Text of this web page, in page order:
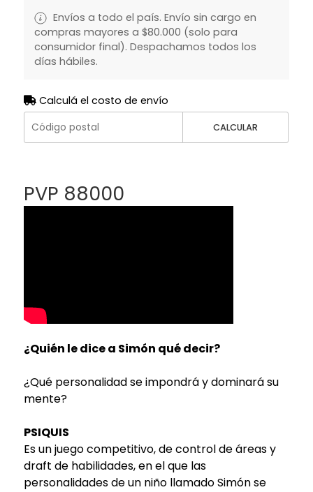
Envíos a todo el país. Envío sin cargo en
compras mayores a $80.000 (solo para
consumidor final). Despachamos todos los
días hábiles.
Calculá el costo de envío
CALCULAR
PVP 88000
¿Quién le dice a Simón qué decir?
¿Qué personalidad se impondrá y dominará su
mente?
PSIQUIS
Es un juego competitivo, de control de áreas y
draft de habilidades, en el que las
personalidades de un niño llamado Simón se